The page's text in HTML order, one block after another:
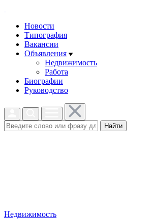
Новости
Типография
Вакансии
Объявления
Недвижимость
Работа
Биографии
Руководство
Найти
Недвижимость